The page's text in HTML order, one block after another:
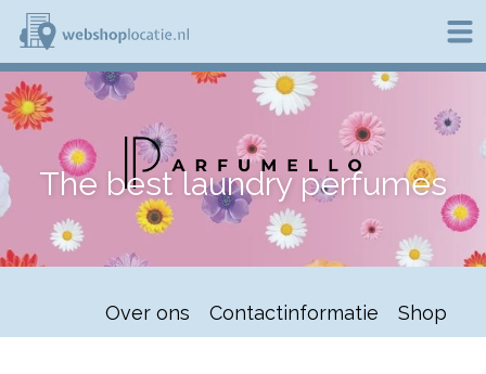
Overslaan
naar
de
inhoud
gaan
W
e
b
c
The best laundry perfumes
Over ons Contactinformatie Shop